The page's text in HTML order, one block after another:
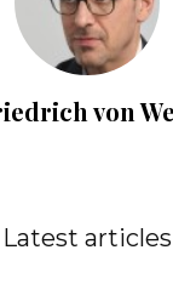
von
Latest articles